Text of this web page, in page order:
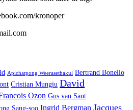
kronoper
Apichatpong Weerasethakul Bertrand Bonello
Cristian Mungiu David
Ozon Gus van Sant
Sang-soo Ingrid Bergman Jacques